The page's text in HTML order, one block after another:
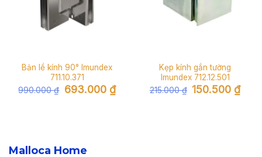
Bản lề kính 90° Imundex
711.10.371
990.000₫ Giá
gốc
693.000 ₫Giá
hiện
Kẹp kính gắn tường
Imundex 712.12.501
215.000₫ Giá
gốc
150.500 ₫Giá
hiện
Malloca Home